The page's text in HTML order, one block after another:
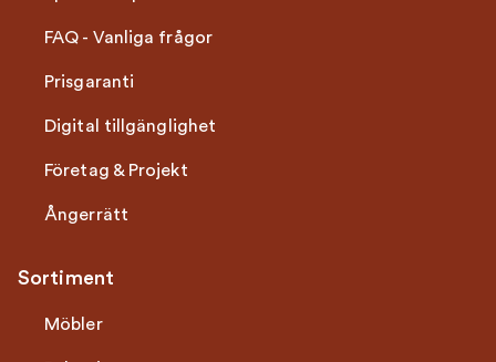
FAQ - Vanliga frågor
Prisgaranti
Digital tillgänglighet
Företag & Projekt
Ångerrätt
Sortiment
Möbler